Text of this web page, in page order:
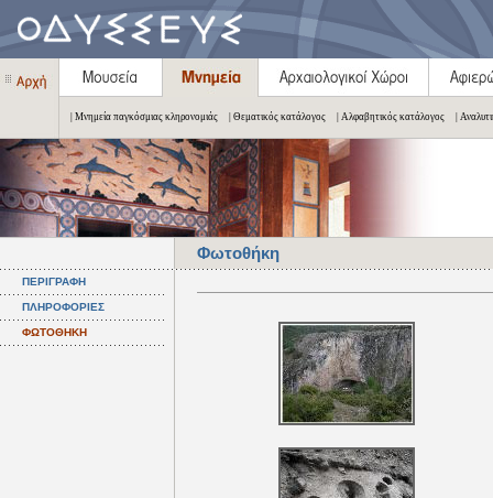
| Μνημεία παγκόσμιας κληρονομιάς | Θεματικός κατάλογος | Αλφαβητικός κατάλογος |
Φωτοθήκη
ΠΕΡΙΓΡΑΦΗ
ΠΛΗΡΟΦΟΡΙΕΣ
ΦΩΤΟΘΗΚΗ